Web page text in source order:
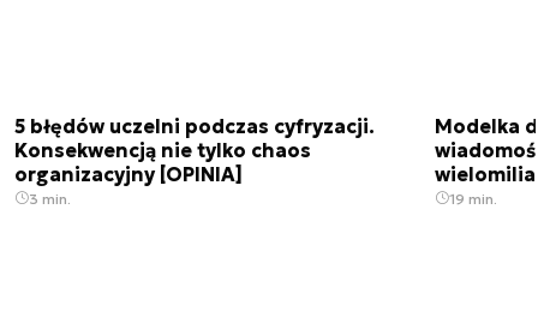
5 błędów uczelni podczas cyfryzacji.
Konsekwencją nie tylko chaos
organizacyjny [OPINIA]
3 min.
Modelka
19 min.